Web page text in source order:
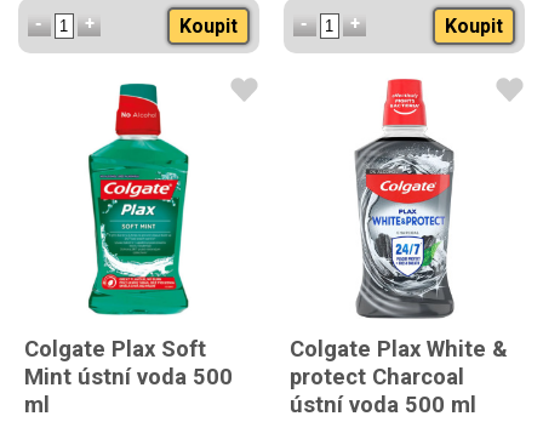
Koupit Koupit
Colgate Plax Soft
Mint ústní voda 500
ml
Colgate Plax White &
protect Charcoal
ústní voda 500 ml